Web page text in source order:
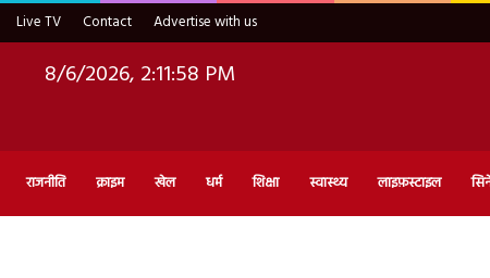
Live TV Contact Advertise with us
8/6/2026, 2:11:59 PM
राजनीति क्राइम खेल धर्म शिक्षा स्वास्थ्य लाइफ़स्टाइल